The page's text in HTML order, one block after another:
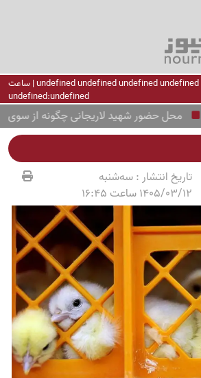
undefined undefined undefined undefined | ساعت
undefined:undefined
محل حضور شهید لاریجانی چگونه از سوی
تاریخ انتشار :سه‌شنبه
1405/03/12 ساعت 16:45